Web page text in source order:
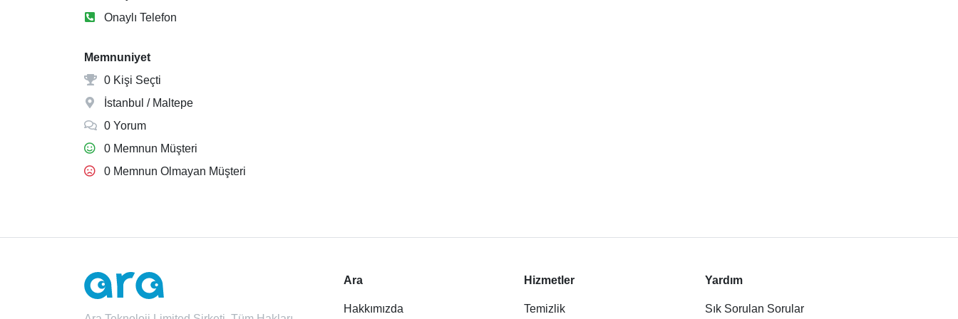
Onaylı Telefon
Memnuniyet
0 Kişi Seçti
İstanbul / Maltepe
0 Yorum
0 Memnun Müşteri
0 Memnun Olmayan Müşteri
Ara
Hakkımızda
Hizmetler
Temizlik
Yardım
Sık Sorulan Sorular